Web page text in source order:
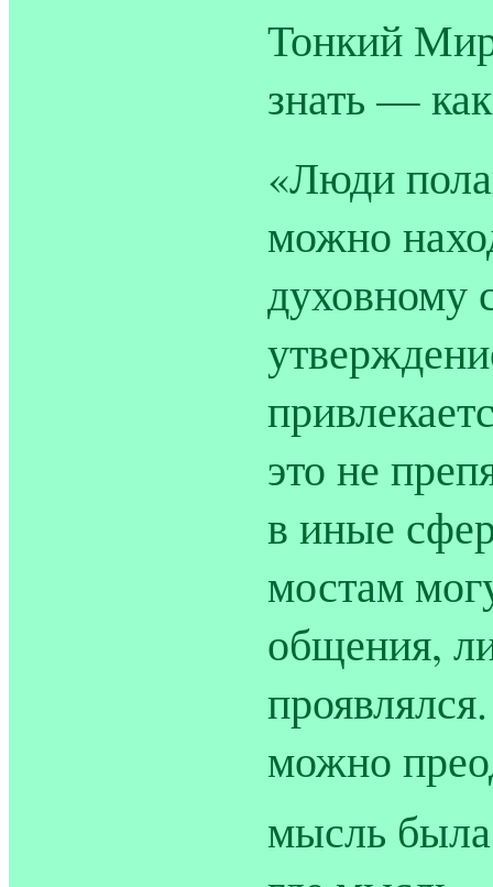
Тонкий
знать —
«Люди
можно
духовному
это не
в иные
мостам
общения,
можно
мысль